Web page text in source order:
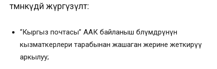
төмөнкүдөй жүргүзүлөт:
“Кыргыз почтасы” ААК байланыш бөлүмдөрүнүн
кызматкерлери тарабынан жашаган жерине жеткирүү
аркылуу;